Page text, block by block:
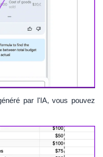
par l'IA, vous pouvez